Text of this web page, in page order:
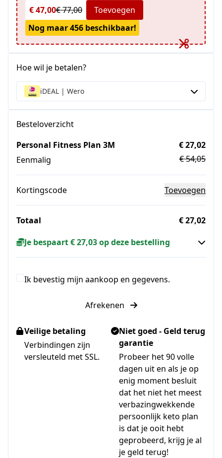
€ 47,00€ 77,00
Toevoegen
Nog maar 456 beschikbaar!
Hoe wil je betalen?
iDEAL | Wero
Besteloverzicht
Personal Fitness Plan 3M
Eenmalig
€ 27,02
€ 54,05
Kortingscode Toevoegen
Totaal
€ 27,02
Je bespaart € 27,03 op deze bestelling
Ik bevestig mijn aankoop en gegevens.
Afrekenen
Veilige betaling
Verbindingen zijn
versleuteld met SSL.
Niet goed - Geld terug
garantie
Probeer het 90 volle
dagen uit en als je op
enig moment besluit
dat het niet het meest
verbazingwekkende
persoonlijk keto plan
is dat je ooit hebt
geprobeerd, krijg je al
je geld terug!